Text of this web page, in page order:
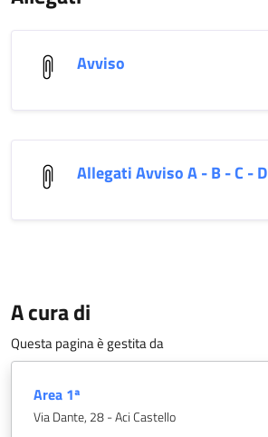
Avviso
Allegati Avviso A - B - C - D
A cura di
Questa pagina è gestita da
Area 1ª
Via Dante, 28 - Aci Castello